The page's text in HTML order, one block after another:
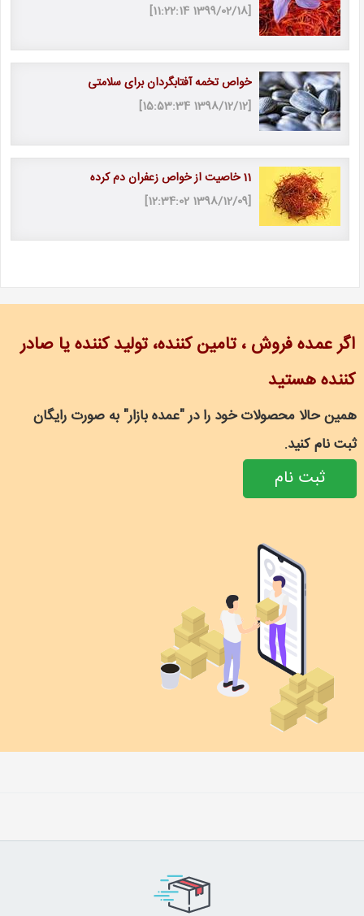
[1399/02/18 11:22:14]
خواص تخمه آفتابگردان برای سلامتی
[1398/12/12 15:53:34]
11 خاصیت از خواص زعفران دم كرده
[1398/12/09 12:34:02]
اگر عمده فروش ، تامین کننده، تولید کننده یا صادر
کننده هستید
همین حالا محصولات خود را در "عمده بازار" به صورت رایگان
ثبت نام کنید.
ثبت نام